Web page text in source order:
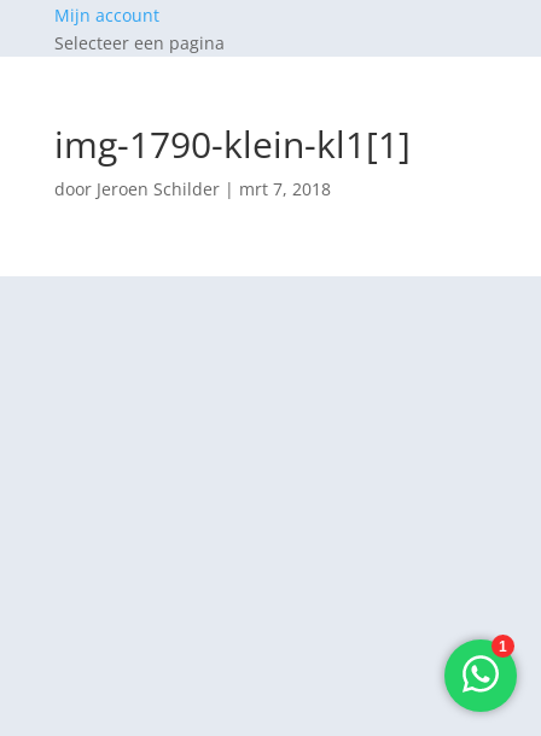
Mijn account
Selecteer een pagina
img-1790-klein-kl1[1]
door Jeroen Schilder| mrt 7, 2018